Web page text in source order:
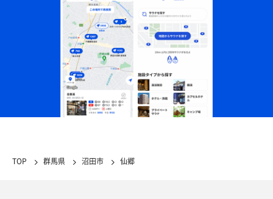
TOP 群馬県 沼田市 仙郷